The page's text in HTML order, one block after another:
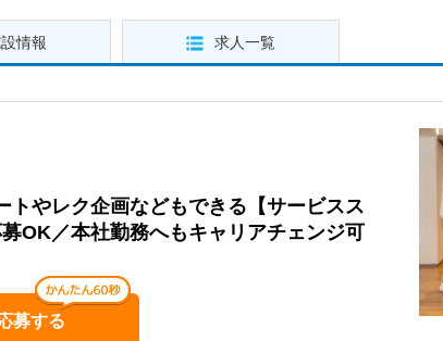
情報 求人一覧
トやレク企画などもできる【サービスス
OK／本社勤務へもキャリアチェンジ可
募する